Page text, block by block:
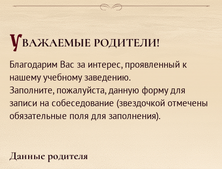
УВАЖАЕМЫЕ РОДИТЕЛИ!
Благодарим Вас за интерес, проявленный к
нашему учебному заведению.
Заполните, пожалуйста, данную форму для
записи на собеседование (звездочкой отмечены
обязательные поля для заполнения).
Данные родителя